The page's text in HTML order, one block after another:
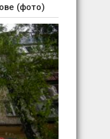
(фото)